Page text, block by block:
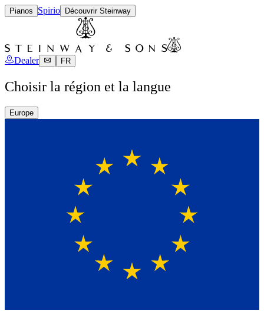
Pianos Spirio Découvrir Steinway
Dealer FR
Choisir la région et la langue
Europe